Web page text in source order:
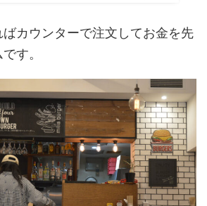
カウンターで注文してお金を先
す。